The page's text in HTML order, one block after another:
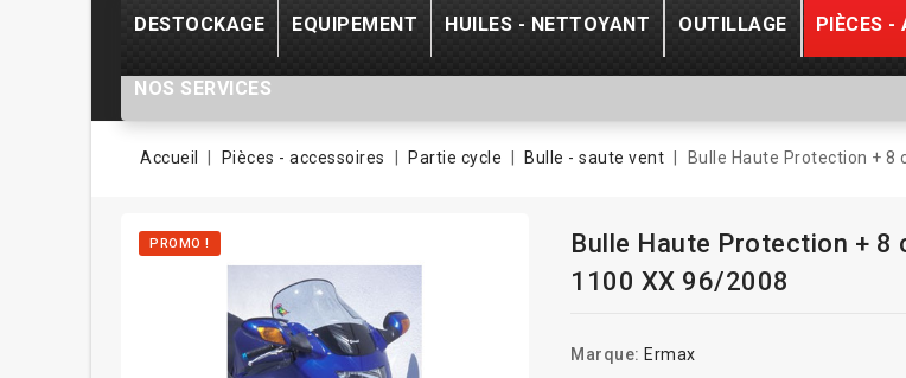
DESTOCKAGE EQUIPEMENT HUILES - NETTOYANT OUTILLAGE PIÈCES -
NOS SERVICES
Accueil Pièces - accessoires Partie cycle Bulle - saute vent Bulle Haute Protection + 8
PROMO !
Bulle Haute Protection + 8
1100 XX 96/2008
Marque: Ermax